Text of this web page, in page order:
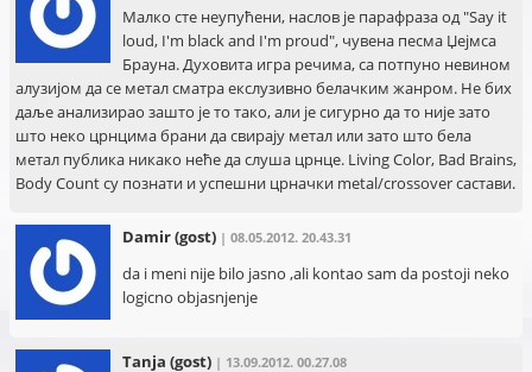
Малко сте неупућени, наслов је парафраза од "Say it
loud, I'm black and I'm proud", чувена песма Џејмса
Брауна. Духовита игра речима, са потпуно невином
алузијом да се метал сматра екслузивно белачким жанром. Не бих
даље анализирао зашто је то тако, али је сигурно да то није зато
што неко црнцима брани да свирају метал или зато што бела
метал публика никако неће да слуша црнце. Living Color, Bad Brains,
Body Count су познати и успешни црначки metal/crossover састави.
Damir(gost) | 08.05.2012. 20.43.31
da i meni nije bilo jasno ,ali kontao sam da postoji neko
logicno objasnjenje
Tanja (gost) | 13.09.2012. 00.27.08